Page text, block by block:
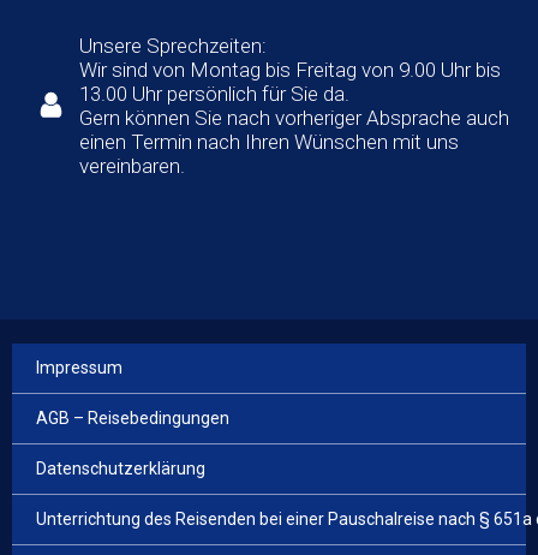
Unsere Sprechzeiten:
Wir sind von Montag bis Freitag von 9.00 Uhr bis
13.00 Uhr persönlich für Sie da.
Gern können Sie nach vorheriger Absprache auch
einen Termin nach Ihren Wünschen mit uns
vereinbaren.
Impressum
AGB – Reisebedingungen
Datenschutzerklärung
Unterrichtung des Reisenden bei einer Pauschalreise nach §